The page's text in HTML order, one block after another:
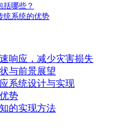
括哪些？
统系统的优势
响应，减少灾害损失
与前景展望
系统设计与实现
势
的实现方法